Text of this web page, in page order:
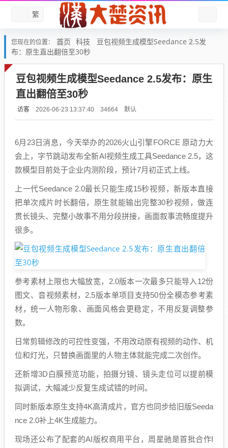
繁
您现在的位置： 首页 科技
豆包视频生成模型Seedance 2.5发
布：原生直出翻倍至30秒
豆包视频生成模型Seedance 2.5发布：原生
直出翻倍至30秒
访客 2026-06-23 13:37:40 34664 默认
6月23日消息，今天举办的2026火山引擎FORCE 原动力大
会上，字节跳动发布全新AI视频生成工具Seedance 2.5，这
款模型目前处于企业内测阶段，预计7月初正式上线。
上一代Seedance 2.0最长只能生成15秒视频，新版本直接
把单次成片时长翻倍，原生就能输出完整30秒视频，做连
贯长镜头、完整小故事不用分段拼接，画面叙事流畅度提升
很多。
参考素材上限也大幅放宽，2.0版本一次最多只能导入12份
图文、音视频素材，2.5版本单项目支持50份全模态参考素
材，统一人物形象、画面风格会更稳定，不用反复调整参
数。
日常剪辑修改的可控性变强，不用改动原有视频的动作、机
位和灯光，只替换画面里的人物主体就能完成二次创作。
还新增3D白膜预览功能，拍摄分镜、镜头走位可以提前模
拟调试，大幅减少反复生成试错的时间。
同时新版本原生支持4K高清成片，官方也同步给旧版Seeda
nce 2.0补上4K生成能力。
现场还公布了配套的AI版权商用平台，周星驰是首批合作I